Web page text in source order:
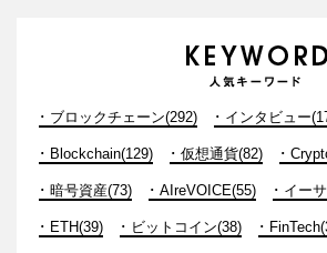
ブロックチェーン(292) インタビュー
Blockchain(129) 仮想通貨(82)
暗号資産(73) AIreVOICE(55) イー
ETH(39) ビットコイン(38)